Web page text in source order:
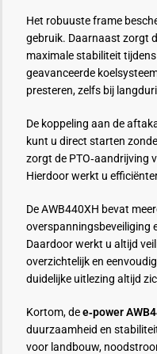
Het robuuste frame
gebruik. Daarnaast zorgt
maximale stabiliteit
geavanceerde
presteren, zelfs bij
De koppeling aan de
kunt u direct starten
zorgt de PTO‑aandrijving
Hierdoor werkt u
De AWB440XH bevat
overspanningsbeveiliging
Daardoor werkt u altijd
overzichtelijk en
duidelijke uitlezing altijd
Kortom, dee‑power
duurzaamheid en
voor landbouw,